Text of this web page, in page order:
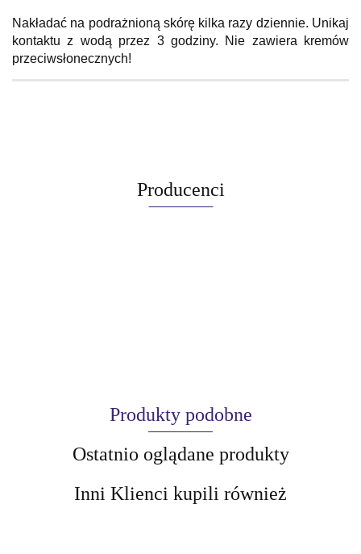
Nakładać na podrażnioną skórę kilka razy dziennie. Unikaj
kontaktu z wodą przez 3 godziny. Nie zawiera kremów
przeciwsłonecznych!
Producenci
Produkty podobne
Ostatnio oglądane produkty
Inni Klienci kupili również